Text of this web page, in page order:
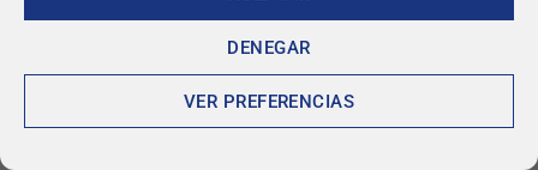
DENEGAR
VER PREFERENCIAS
Copyright 2026 ©360group.es